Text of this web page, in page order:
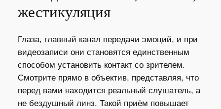
жестикуляция
Глаза, главный канал передачи эмоций, и при
видеозаписи они становятся единственным
способом установить контакт со зрителем.
Смотрите прямо в объектив, представляя, что
перед вами находится реальный слушатель, а
не бездушный линз. Такой приём повышает